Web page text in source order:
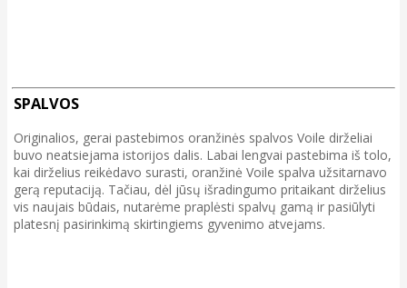
SPALVOS
Originalios, gerai pastebimos oranžinės spalvos Voile dirželiai
buvo neatsiejama istorijos dalis. Labai lengvai pastebima iš tolo,
kai dirželius reikėdavo surasti, oranžinė Voile spalva užsitarnavo
gerą reputaciją. Tačiau, dėl jūsų išradingumo pritaikant dirželius
vis naujais būdais, nutarėme praplėsti spalvų gamą ir pasiūlyti
platesnį pasirinkimą skirtingiems gyvenimo atvejams.